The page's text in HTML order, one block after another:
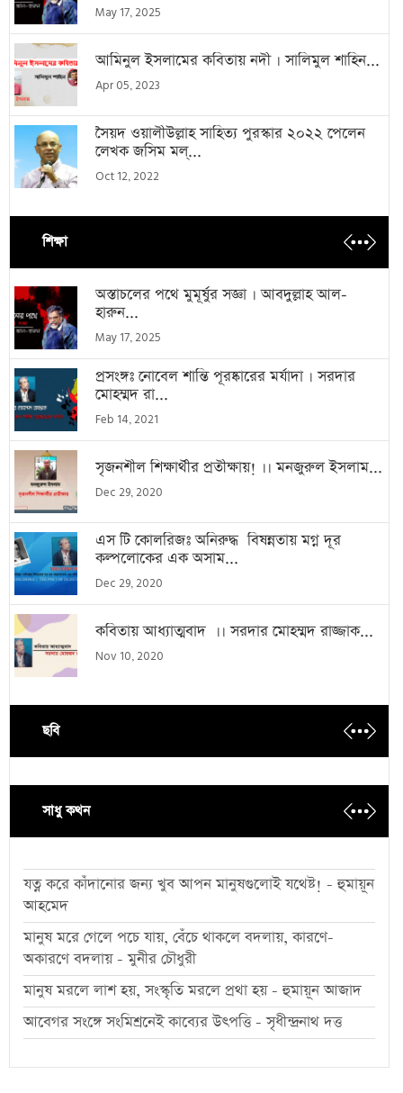
May 17, 2025
আমিনুল ইসলামের কবিতায় নদী । সালিমুল শাহিন...
Apr 05, 2023
সৈয়দ ওয়ালীউল্লাহ সাহিত্য পুরস্কার ২০২২ পেলেন
লেখক জসিম মল্...
Oct 12, 2022
শিক্ষা
অস্তাচলের পথে মুমূর্ষুর সজ্ঞা । আবদুল্লাহ আল-
হারুন...
May 17, 2025
প্রসংঙ্গঃ নোবেল শান্তি পূরষ্কারের মর্যাদা । সরদার
মোহম্মদ রা...
Feb 14, 2021
সৃজনশীল শিক্ষার্থীর প্রতীক্ষায়! ।। মনজুরুল ইসলাম...
Dec 29, 2020
এস টি কোলরিজঃ অনিরুদ্ধ বিষন্নতায় মগ্ন দূর
কল্পলোকের এক অসাম...
Dec 29, 2020
কবিতায় আধ্যাত্মবাদ ।। সরদার মোহম্মদ রাজ্জাক...
Nov 10, 2020
ছবি
সাধু কথন
যত্ন করে কাঁদানোর জন্য খুব আপন মানুষগুলোই যথেষ্ট! - হুমায়ূন
আহমেদ
মানুষ মরে গেলে পচে যায়, বেঁচে থাকলে বদলায়, কারণে-
অকারণে বদলায় - মুনীর চৌধুরী
মানুষ মরলে লাশ হয়, সংস্কৃতি মরলে প্রথা হয় - হুমায়ূন আজাদ
আবেগর সংঙ্গে সংমিশ্রনেই কাব্যের উৎপত্তি - সৃধীন্দ্রনাথ দত্ত